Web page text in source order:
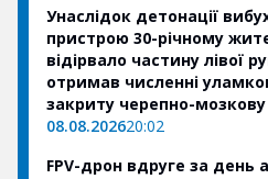
Унаслідок детонації
пристрою 30-річному
відірвало частину лівої
отримав численні
закриту черепно-
08.08.202620:02
FPV-дрон вдруге за день